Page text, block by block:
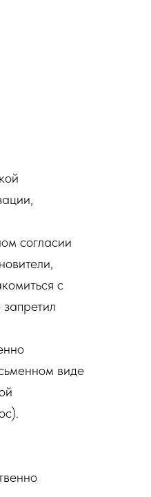
согласии
с
виде